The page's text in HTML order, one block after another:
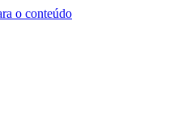
o conteúdo